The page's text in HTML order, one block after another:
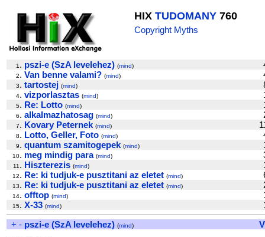
HIX TUDOMANY 760
Copyright Myths
1 . pszi-e (SzA levelehez) (mind)
2. Van benne valami? (mind)
3. tartostej (mind)
4. vizporlasztas (mind)
5. Re: Lotto (mind)
6. alkalmazhatosag (mind)
7. Kovary Peternek (mind)
8. Lotto, Geller, Foto (mind)
9. quantum szamitogepek (mind)
10. meg mindig para (mind)
11 . Hiszterezis (mind)
12. Re: ki tudjuk-e pusztitani az eletet (mind)
13. Re: ki tudjuk-e pusztitani az eletet (mind)
14. offtop (mind)
15. X-33 (mind)
+ - pszi-e (SzA levelehez) (mind)